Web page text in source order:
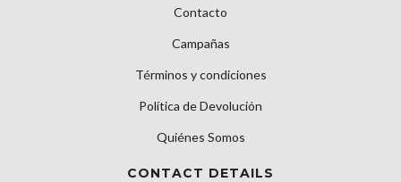
Contacto
Campañas
Términos y condiciones
Política de Devolución
Quiénes Somos
CONTACT DETAILS